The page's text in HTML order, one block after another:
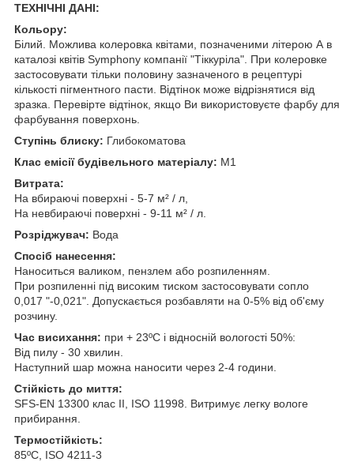
ТЕХНІЧНІ ДАНІ:
Кольору:
Білий. Можлива колеровка квітами, позначеними літерою А в
каталозі квітів Symphony компанії "Тіккуріла". При колеровке
застосовувати тільки половину зазначеного в рецептурі
кількості пігментного пасти. Відтінок може відрізнятися від
зразка. Перевірте відтінок, якщо Ви використовуєте фарбу для
фарбування поверхонь.
Ступінь блиску: Глибокоматова
Клас емісії будівельного матеріалу: M1
Витрата:
На вбираючі поверхні - 5-7 м² / л,
На невбираючі поверхні - 9-11 м² / л.
Розріджувач: Вода
Спосіб нанесення:
Наноситься валиком, пензлем або розпиленням.
При розпиленні під високим тиском застосовувати сопло
0,017 "-0,021". Допускається розбавляти на 0-5% від об'єму
розчину.
Час висихання: при + 23ºС і відносній вологості 50%:
Від пилу - 30 хвилин.
Наступний шар можна наносити через 2-4 години.
Стійкість до миття:
SFS-EN 13300 клас II, ISO 11998. Витримує легку вологе
прибирання.
Термостійкість:
85ºС, ISO 4211-3